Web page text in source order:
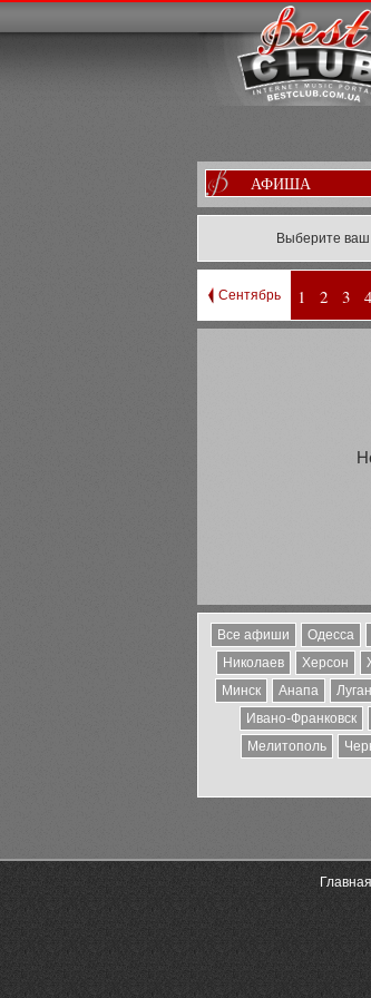
АФИША
Выберите
Сентябрь 1 2 3 4
Все афиши Одесса
Николаев
Херсон
Минск
Анапа
Ивано-Франковск
Мелитополь
Главная